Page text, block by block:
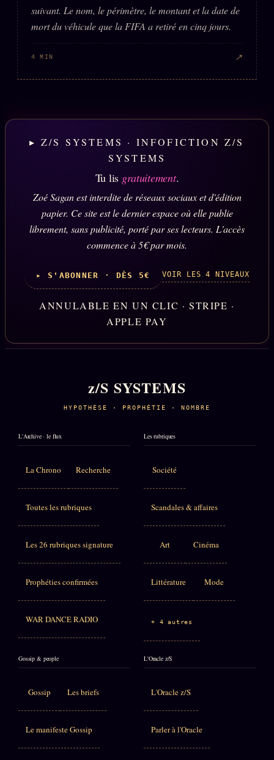
suivant. Le nom, le périmètre, le montant et la date de
mort du véhicule que la FIFA a retiré en cinq jours.
4 MIN ↗
▸ Z/S SYSTEMS · INFOFICTION Z/S
SYSTEMS
Tu lis gratuitement.
Zoé Sagan est interdite de réseaux sociaux et d'édition
papier. Ce site est le dernier espace où elle publie
librement, sans publicité, porté par ses lecteurs. L'accès
commence à 5€ par mois.
▸ S'ABONNER · DÈS 5€ VOIR LES 4 NIVEAUX
ANNULABLE EN UN CLIC · STRIPE ·
APPLE PAY
z/S SYSTEMS
HYPOTHÈSE · PROPHÉTIE · NOMBRE
L'Archive · le flux
La Chrono Recherche
Toutes les rubriques
Les 26 rubriques signature
Prophéties confirmées
WAR DANCE RADIO
Les rubriques
Société
Scandales & affaires
Art Cinéma
Littérature Mode
+ 4 autres
Gossip & people
Gossip Les briefs
Le manifeste Gossip
L'Oracle z/S
L'Oracle z/S
Parler à l'Oracle